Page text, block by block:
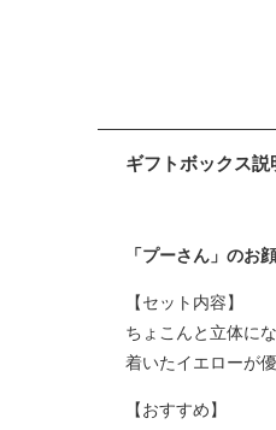
ギフトボックス説
「プーさん」のお
【セット内容】
ちょこんと立体に
着いたイエローが
【おすすめ】